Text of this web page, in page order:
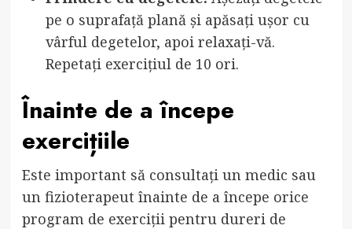
pe o suprafață plană și apăsați ușor cu
vârful degetelor, apoi relaxați-vă.
Repetați exercițiul de 10 ori.
Înainte de a începe
exercițiile
Este important să consultați un medic sau
un fizioterapeut înainte de a începe orice
program de exerciții pentru dureri de